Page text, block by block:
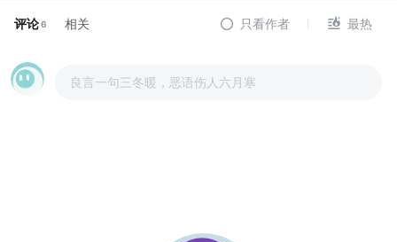
评论6 相关 只看作者 最热
良言一句三冬暖，恶语伤人六月寒